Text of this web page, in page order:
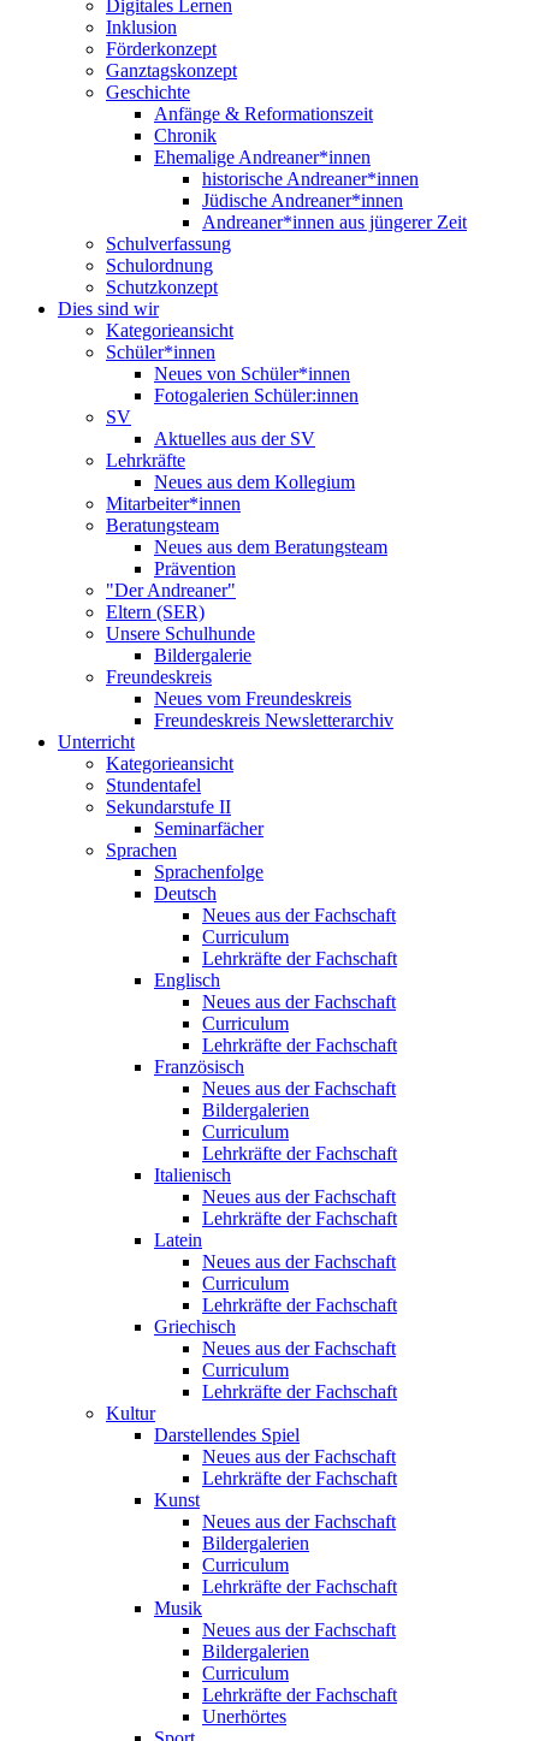
Digitales Lernen
Inklusion
Förderkonzept
Ganztagskonzept
Geschichte
Anfänge & Reformationszeit
Chronik
Ehemalige Andreaner*innen
historische Andreaner*innen
Jüdische Andreaner*innen
Andreaner*innen aus jüngerer Zeit
Schulverfassung
Schulordnung
Schutzkonzept
Dies sind wir
Kategorieansicht
Schüler*innen
Neues von Schüler*innen
Fotogalerien Schüler:innen
SV
Aktuelles aus der SV
Lehrkräfte
Neues aus dem Kollegium
Mitarbeiter*innen
Beratungsteam
Neues aus dem Beratungsteam
Prävention
"Der Andreaner"
Eltern (SER)
Unsere Schulhunde
Bildergalerie
Freundeskreis
Neues vom Freundeskreis
Freundeskreis Newsletterarchiv
Unterricht
Kategorieansicht
Stundentafel
Sekundarstufe II
Seminarfächer
Sprachen
Sprachenfolge
Deutsch
Neues aus der Fachschaft
Curriculum
Lehrkräfte der Fachschaft
Englisch
Neues aus der Fachschaft
Curriculum
Lehrkräfte der Fachschaft
Französisch
Neues aus der Fachschaft
Bildergalerien
Curriculum
Lehrkräfte der Fachschaft
Italienisch
Neues aus der Fachschaft
Lehrkräfte der Fachschaft
Latein
Neues aus der Fachschaft
Curriculum
Lehrkräfte der Fachschaft
Griechisch
Neues aus der Fachschaft
Curriculum
Lehrkräfte der Fachschaft
Kultur
Darstellendes Spiel
Neues aus der Fachschaft
Lehrkräfte der Fachschaft
Kunst
Neues aus der Fachschaft
Bildergalerien
Curriculum
Lehrkräfte der Fachschaft
Musik
Neues aus der Fachschaft
Bildergalerien
Curriculum
Lehrkräfte der Fachschaft
Unerhörtes